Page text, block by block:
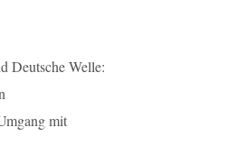
Deutsche Welle:
mit